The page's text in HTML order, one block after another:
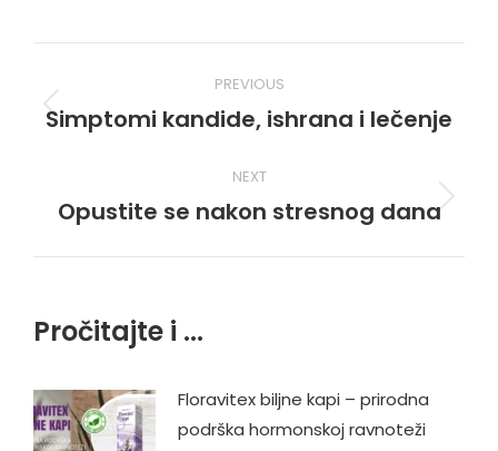
navigation
PREVIOUS
Previous
Simptomi kandide, ishrana i lečenje
NEXT
Next
Opustite se nakon stresnog dana
Pročitajte i ...
Floravitex biljne kapi – prirodna
podrška hormonskoj ravnoteži